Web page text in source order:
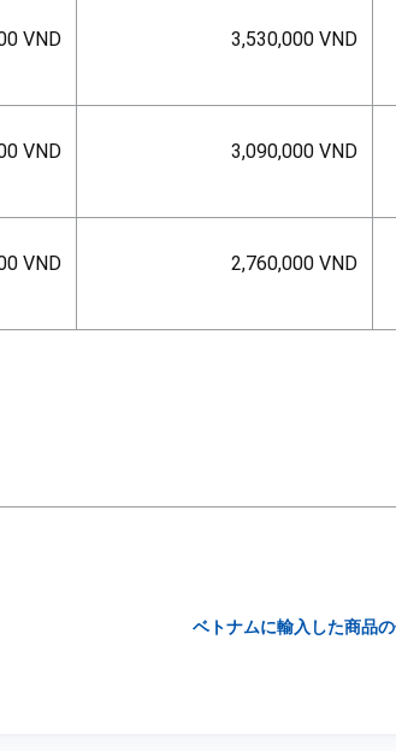
VND 3,530,000 VND
VND 3,090,000 VND
VND 2,760,000 VND
ベトナムに輸入した商品